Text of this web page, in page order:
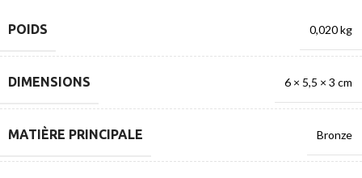
POIDS 0,020 kg
DIMENSIONS 6 × 5,5 × 3 cm
MATIÈRE PRINCIPALE Bronze